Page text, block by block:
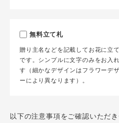
無料立て札
贈り主名などを記載してお花に立
です。シンプルに文字のみをお入
す（細かなデザインはフラワーデ
ーにより異なります）。
以下の注意事項をご確認いただ